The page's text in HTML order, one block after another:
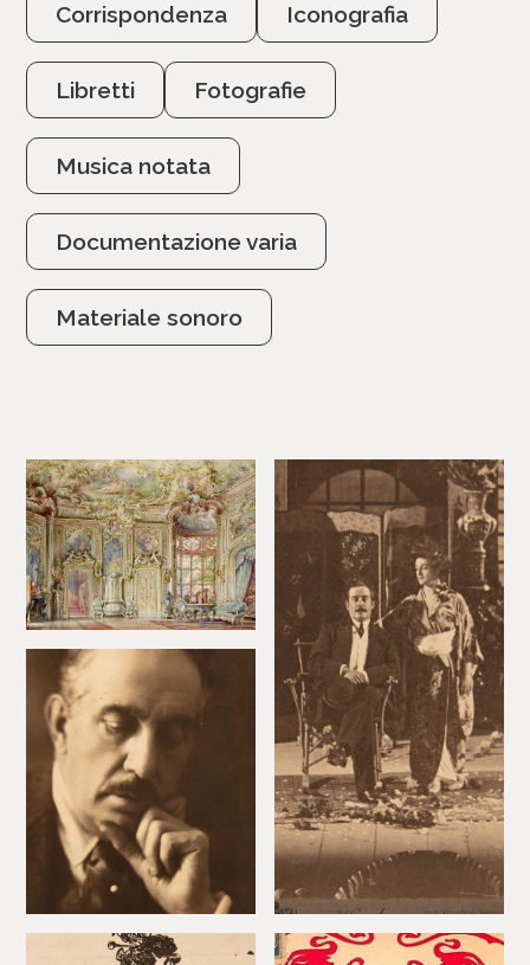
Corrispondenza Iconografia
Libretti Fotografie
Musica notata
Documentazione varia
Materiale sonoro